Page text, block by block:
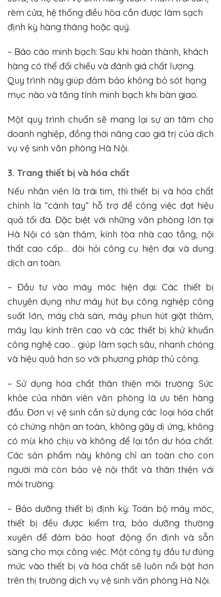
rèm cửa, hệ thống điều hòa cần được làm sạch
định kỳ hàng tháng hoặc quý.
– Báo cáo minh bạch: Sau khi hoàn thành, khách
hàng có thể đối chiếu và đánh giá chất lượng.
Quy trình này giúp đảm bảo không bỏ sót hạng
mục nào và tăng tính minh bạch khi bàn giao.
Một quy trình chuẩn sẽ mang lại sự an tâm cho
doanh nghiệp, đồng thời nâng cao giá trị của dịch
vụ vệ sinh văn phòng Hà Nội.
3. Trang thiết bị và hóa chất
Nếu nhân viên là trái tim, thì thiết bị và hóa chất
chính là “cánh tay” hỗ trợ để công việc đạt hiệu
quả tối đa. Đặc biệt với những văn phòng lớn tại
Hà Nội có sàn thảm, kính tòa nhà cao tầng, nội
thất cao cấp… đòi hỏi công cụ hiện đại và dung
dịch an toàn.
– Đầu tư vào máy móc hiện đại: Các thiết bị
chuyên dụng như máy hút bụi công nghiệp công
suất lớn, máy chà sàn, máy phun hút giặt thảm,
máy lau kính trên cao và các thiết bị khử khuẩn
công nghệ cao… giúp làm sạch sâu, nhanh chóng
và hiệu quả hơn so với phương pháp thủ công.
– Sử dụng hóa chất thân thiện môi trường: Sức
khỏe của nhân viên văn phòng là ưu tiên hàng
đầu. Đơn vị vệ sinh cần sử dụng các loại hóa chất
có chứng nhận an toàn, không gây dị ứng, không
có mùi khó chịu và không để lại tồn dư hóa chất.
Các sản phẩm này không chỉ an toàn cho con
người mà còn bảo vệ nội thất và thân thiện với
môi trường.
– Bảo dưỡng thiết bị định kỳ: Toàn bộ máy móc,
thiết bị đều được kiểm tra, bảo dưỡng thường
xuyên để đảm bảo hoạt động ổn định và sẵn
sàng cho mọi công việc. Một công ty đầu tư đúng
mức vào thiết bị và hóa chất sẽ luôn nổi bật hơn
trên thị trường dịch vụ vệ sinh văn phòng Hà Nội.